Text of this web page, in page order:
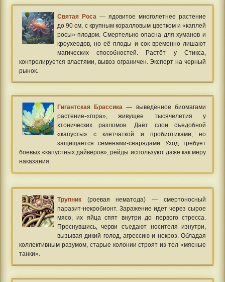
Святая Роса— ядовитое многолетнее растение
до 90 см, с крупным коралловым цветком и «каплей
росы»-плодом. Смертельно опасна для хуманов и
кроуxеодов, но её плоды и сок временно лишают
магических способностей. Растёт у Стикса,
контролируется властями, вывоз ограничен. Экспорт на черный
рынок.
Гигантская Брассика — выведённое биомагами
растение-«гора», живущее тысячелетия у
хтонических разломов. Даёт слои съедобной
«капусты» с клетчаткой и пробиотиками, но
защищается семенами-снарядами. Уход требует
боевых «капустных дайверов»; рейды используют даже как меру
наказания.
Трупник(роевая нематода) — смертоносный
паразит-некробионт. Заражение идет через сырое
мясо, их яйца спят внутри до первого стресса.
Проснувшись, черви съедают носителя изнутри,
вызывая дикий голод, агрессию и некроз. Обладая
коллективным разумом, старые колонии строят из тел «мясные
танки».